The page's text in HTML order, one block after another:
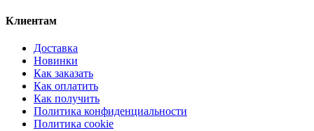
Клиентам
Доставка
Новинки
Как заказать
Как оплатить
Как получить
Политика конфиденциальности
Политика cookie